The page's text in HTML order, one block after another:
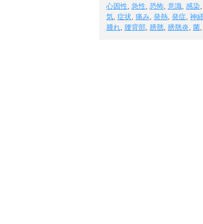
心因性 急性 恐怖 意識 感染
気 症状 痛み 発熱 発症 神
腫れ 腰背部 膀胱 膀胱炎 菌